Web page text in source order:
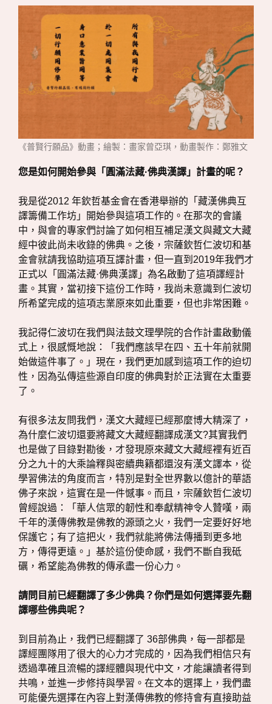
《普賢行願品》動畫；繪製：畫家曾亞琪，動畫製作：鄭雅文
您是如何開始參與「圓滿法藏·佛典漢譯」計畫的呢？
我是從2012 年欽哲基金會在香港舉辦的「藏漢佛典互
譯籌備工作坊」開始參與這項工作的。在那次的會議
中，與會的專家們討論了如何相互補足漢文與藏文大藏
經中彼此尚未收錄的佛典。之後，宗薩欽哲仁波切和基
金會就請我協助這項互譯計畫，但一直到2019年我們才
正式以「圓滿法藏·佛典漢譯」為名啟動了這項譯經計
畫。其實，當初接下這份工作時，我尚未意識到仁波切
所希望完成的這項志業原來如此重要，但也非常困難。
我記得仁波切在我們與法鼓文理學院的合作計畫啟動儀
式上，很感慨地說：「我們應該早在四、五十年前就開
始做這件事了。」現在，我們更加感到這項工作的迫切
性，因為弘傳這些源自印度的佛典對於正法實在太重要
了。
有很多法友問我們，漢文大藏經已經那麼博大精深了，
為什麼仁波切還要將藏文大藏經翻譯成漢文?其實我們
也是做了目錄對勘後，才發現原來藏文大藏經裡有近百
分之九十的大乘論釋與密續典籍都還沒有漢文譯本，從
學習佛法的角度而言，特別是對全世界數以億計的華語
佛子來說，這實在是一件憾事。而且，宗薩欽哲仁波切
曾經說過：「華人信眾的韌性和奉獻精神令人贊嘆，兩
千年的漢傳佛教是佛教的源頭之火，我們一定要好好地
保護它；有了這把火，我們就能將佛法傳播到更多地
方，傳得更遠。」基於這份使命感，我們不斷自我砥
礪，希望能為佛教的傳承盡一份心力。
請問目前已經翻譯了多少佛典？你們是如何選擇要先翻
譯哪些佛典呢？
到目前為止，我們已經翻譯了 36部佛典，每一部都是
譯經團隊用了很大的心力才完成的，因為我們相信只有
透過準確且流暢的譯經體與現代中文，才能讓讀者得到
共鳴，並進一步修持與學習。在文本的選擇上，我們盡
可能優先選擇在內容上對漢傳佛教的修持會有直接助益